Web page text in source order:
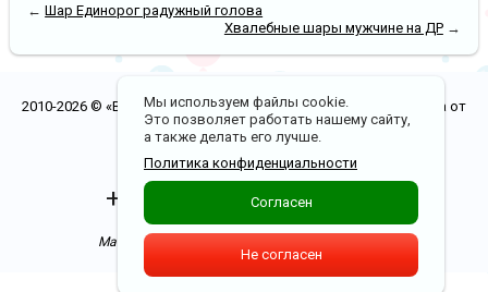
←Шар Единорог радужный голова
Хвалебные шары мужчине на ДР→
2010-2026 © «Воздушные шары в Рязани. Бесплатная доставка от
5000 р.»
Политика конфиденциальности
+7(900)970-00-20
Доставка по Рязани от 0 р.
Магазин в ТЦ "Полетаевский". 1 этаж бутик 8,9
Мы используем файлы cookie.
Это позволяет работать нашему сайту,
а также делать его лучше.
Политика конфиденциальности
Согласен
Не согласен